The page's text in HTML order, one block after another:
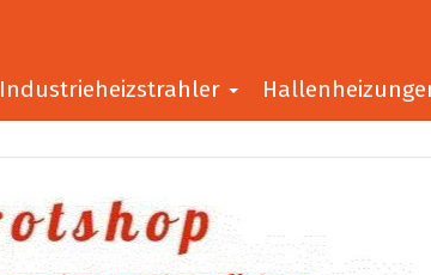
Industrieheizstrahler